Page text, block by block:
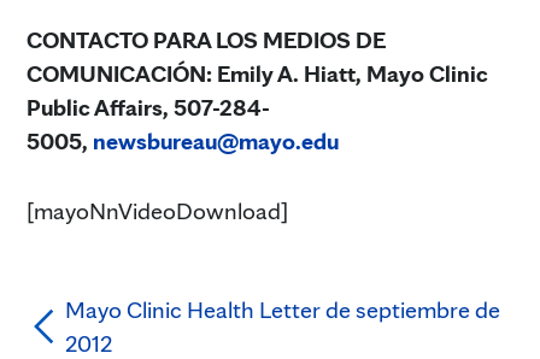
CONTACTO PARA LOS MEDIOS DE
COMUNICACIÓN: Emily A. Hiatt, Mayo Clinic
Public Affairs, 507-284-
5005, newsbureau@mayo.edu
[mayoNnVideoDownload]
Mayo Clinic Health Letter de septiembre de
2012